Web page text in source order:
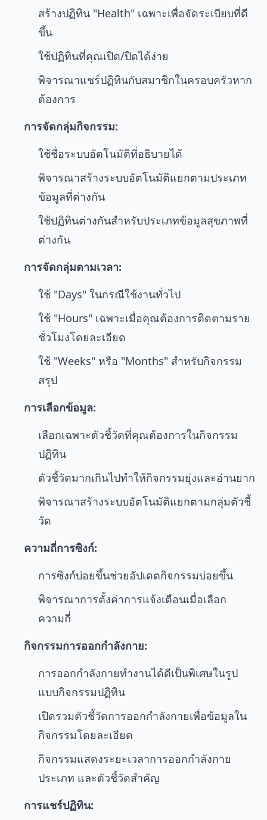
สร้างปฏิทิน "Health" เฉพาะเพื่อจัดระเบียบที่ดี
ขึ้น
ใช้ปฏิทินที่คุณเปิด/ปิดได้ง่าย
พิจารณาแชร์ปฏิทินกับสมาชิกในครอบครัวหาก
ต้องการ
การจัดกลุ่มกิจกรรม:
ใช้ชื่อระบบอัตโนมัติที่อธิบายได้
พิจารณาสร้างระบบอัตโนมัติแยกตามประเภท
ข้อมูลที่ต่างกัน
ใช้ปฏิทินต่างกันสำหรับประเภทข้อมูลสุขภาพที่
ต่างกัน
การจัดกลุ่มตามเวลา:
ใช้ "Days" ในกรณีใช้งานทั่วไป
ใช้ "Hours" เฉพาะเมื่อคุณต้องการติดตามราย
ชั่วโมงโดยละเอียด
ใช้ "Weeks" หรือ "Months" สำหรับกิจกรรม
สรุป
การเลือกข้อมูล:
เลือกเฉพาะตัวชี้วัดที่คุณต้องการในกิจกรรม
ปฏิทิน
ตัวชี้วัดมากเกินไปทำให้กิจกรรมยุ่งและอ่านยาก
พิจารณาสร้างระบบอัตโนมัติแยกตามกลุ่มตัวชี้
วัด
ความถี่การซิงก์:
การซิงก์บ่อยขึ้นช่วยอัปเดตกิจกรรมบ่อยขึ้น
พิจารณาการตั้งค่าการแจ้งเตือนเมื่อเลือก
ความถี่
กิจกรรมการออกกำลังกาย:
การออกกำลังกายทำงานได้ดีเป็นพิเศษในรูป
แบบกิจกรรมปฏิทิน
เปิดรวมตัวชี้วัดการออกกำลังกายเพื่อข้อมูลใน
กิจกรรมโดยละเอียด
กิจกรรมแสดงระยะเวลาการออกกำลังกาย
ประเภท และตัวชี้วัดสำคัญ
การแชร์ปฏิทิน: